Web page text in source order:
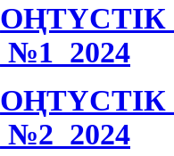
№1 2024
№2 2024